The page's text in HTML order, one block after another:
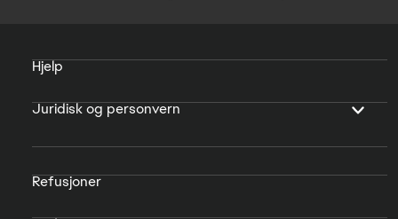
Hjelp
Juridisk og personvern
Refusjoner